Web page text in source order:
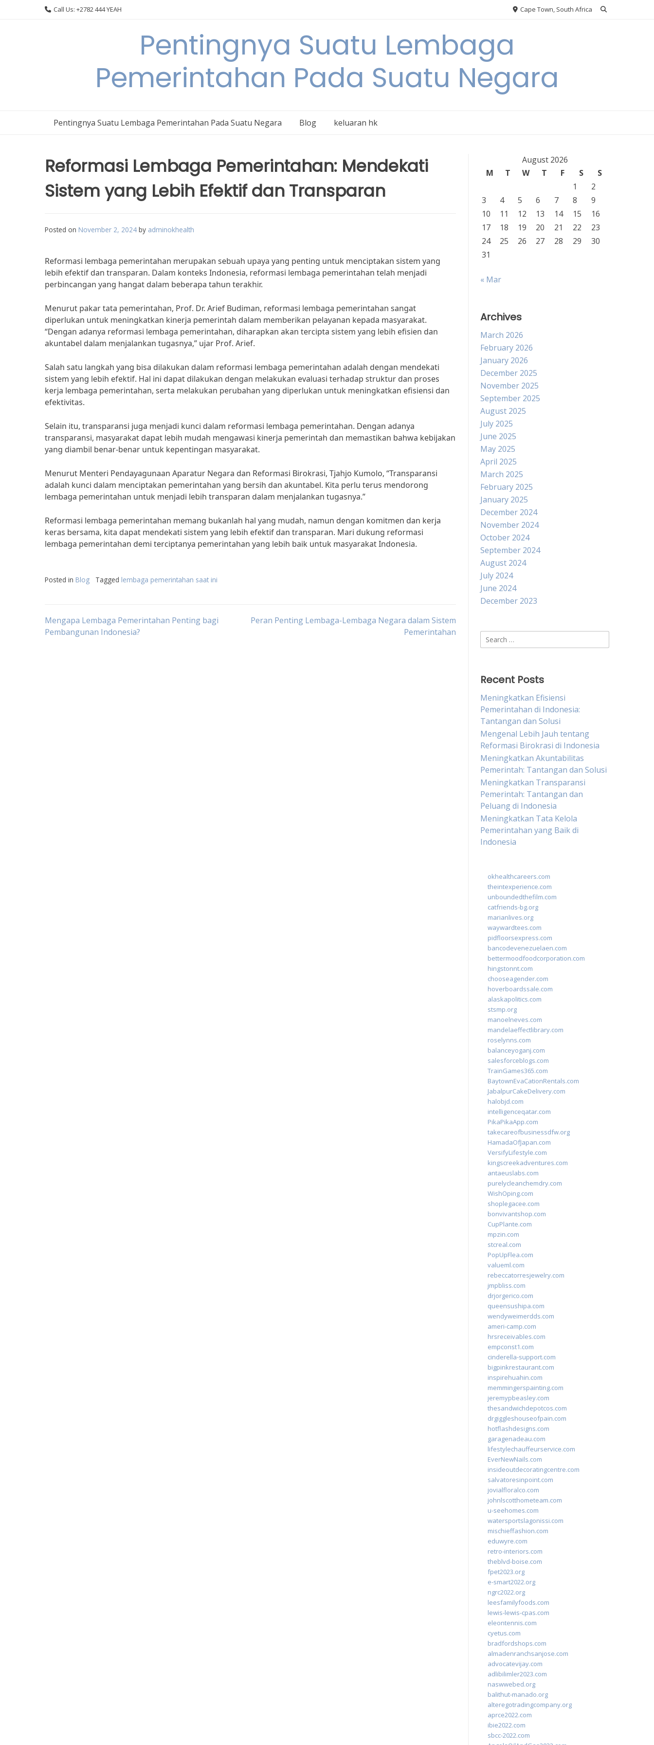
Call Us: +2782 444 YEAH Cape Town, South Africa
Pentingnya Suatu Lembaga
Pemerintahan Pada Suatu Negara
Pentingnya Suatu Lembaga Pemerintahan Pada Suatu Negara Blog keluaran hk
Reformasi Lembaga Pemerintahan: Mendekati
Sistem yang Lebih Efektif dan Transparan
Posted on November 2, 2024 by adminokhealth
Reformasi lembaga pemerintahan merupakan sebuah upaya yang penting untuk menciptakan sistem yang
lebih efektif dan transparan. Dalam konteks Indonesia, reformasi lembaga pemerintahan telah menjadi
perbincangan yang hangat dalam beberapa tahun terakhir.
Menurut pakar tata pemerintahan, Prof. Dr. Arief Budiman, reformasi lembaga pemerintahan sangat
diperlukan untuk meningkatkan kinerja pemerintah dalam memberikan pelayanan kepada masyarakat.
“Dengan adanya reformasi lembaga pemerintahan, diharapkan akan tercipta sistem yang lebih efisien dan
akuntabel dalam menjalankan tugasnya,” ujar Prof. Arief.
Salah satu langkah yang bisa dilakukan dalam reformasi lembaga pemerintahan adalah dengan mendekati
sistem yang lebih efektif. Hal ini dapat dilakukan dengan melakukan evaluasi terhadap struktur dan proses
kerja lembaga pemerintahan, serta melakukan perubahan yang diperlukan untuk meningkatkan efisiensi dan
efektivitas.
Selain itu, transparansi juga menjadi kunci dalam reformasi lembaga pemerintahan. Dengan adanya
transparansi, masyarakat dapat lebih mudah mengawasi kinerja pemerintah dan memastikan bahwa kebijakan
yang diambil benar-benar untuk kepentingan masyarakat.
Menurut Menteri Pendayagunaan Aparatur Negara dan Reformasi Birokrasi, Tjahjo Kumolo, “Transparansi
adalah kunci dalam menciptakan pemerintahan yang bersih dan akuntabel. Kita perlu terus mendorong
lembaga pemerintahan untuk menjadi lebih transparan dalam menjalankan tugasnya.”
Reformasi lembaga pemerintahan memang bukanlah hal yang mudah, namun dengan komitmen dan kerja
keras bersama, kita dapat mendekati sistem yang lebih efektif dan transparan. Mari dukung reformasi
lembaga pemerintahan demi terciptanya pemerintahan yang lebih baik untuk masyarakat Indonesia.
Posted in Blog Tagged lembaga pemerintahan saat ini
Post
Mengapa Lembaga Pemerintahan Penting bagi
Pembangunan Indonesia?
Peran Penting Lembaga-Lembaga Negara dalam Sistem
Pemerintahan
August 2026
M
T W T F S
S
1
2
3
4 5 6 7 8
9
10
11 12 13 14 15
16
17
18 19 20 21 22
23
24
25 26 27 28 29
30
31
« Mar
Archives
March 2026
February 2026
January 2026
December 2025
November 2025
September 2025
August 2025
July 2025
June 2025
May 2025
April 2025
March 2025
February 2025
January 2025
December 2024
November 2024
October 2024
September 2024
August 2024
July 2024
June 2024
December 2023
Search
for:
Recent Posts
Meningkatkan Efisiensi
Pemerintahan di Indonesia:
Tantangan dan Solusi
Mengenal Lebih Jauh tentang
Reformasi Birokrasi di Indonesia
Meningkatkan Akuntabilitas
Pemerintah: Tantangan dan Solusi
Meningkatkan Transparansi
Pemerintah: Tantangan dan
Peluang di Indonesia
Meningkatkan Tata Kelola
Pemerintahan yang Baik di
Indonesia
okhealthcareers.com
theintexperience.com
unboundedthefilm.com
catfriends-bg.org
marianlives.org
waywardtees.com
pidfloorsexpress.com
bancodevenezuelaen.com
bettermoodfoodcorporation.com
hingstonnt.com
chooseagender.com
hoverboardssale.com
alaskapolitics.com
stsmp.org
manoelneves.com
mandelaeffectlibrary.com
roselynns.com
balanceyoganj.com
salesforceblogs.com
TrainGames365.com
BaytownEvaCationRentals.com
JabalpurCakeDelivery.com
halobjd.com
intelligenceqatar.com
PikaPikaApp.com
takecareofbusinessdfw.org
HamadaOfJapan.com
VersifyLifestyle.com
kingscreekadventures.com
antaeuslabs.com
purelycleanchemdry.com
WishOping.com
shoplegacee.com
bonvivantshop.com
CupPlante.com
mpzin.com
stcreal.com
PopUpFlea.com
valueml.com
rebeccatorresjewelry.com
jmpbliss.com
drjorgerico.com
queensushipa.com
wendyweimerdds.com
ameri-camp.com
hrsreceivables.com
empconst1.com
cinderella-support.com
bigpinkrestaurant.com
inspirehuahin.com
memmingerspainting.com
jeremypbeasley.com
thesandwichdepotcos.com
drgiggleshouseofpain.com
hotflashdesigns.com
garagenadeau.com
lifestylechauffeurservice.com
EverNewNails.com
insideoutdecoratingcentre.com
salvatoresinpoint.com
jovialfloralco.com
johnlscotthometeam.com
u-seehomes.com
watersportslagonissi.com
mischieffashion.com
eduwyre.com
retro-interiors.com
theblvd-boise.com
fpet2023.org
e-smart2022.org
ngrc2022.org
leesfamilyfoods.com
lewis-lewis-cpas.com
eleontennis.com
cyetus.com
bradfordshops.com
almadenranchsanjose.com
advocatevijay.com
adlibilimler2023.com
naswwebed.org
balithut-manado.org
alteregotradingcompany.org
aprce2022.com
ibie2022.com
sbcc-2022.com